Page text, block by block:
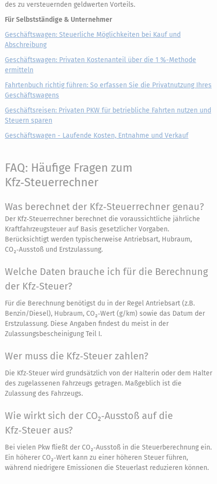
des zu versteuernden geldwerten Vorteils.
Für Selbstständige & Unternehmer
Geschäftswagen: Steuerliche Möglichkeiten bei Kauf und
Abschreibung
Geschäftswagen: Privaten Kostenanteil über die 1 %-Methode
ermitteln
Fahrtenbuch richtig führen: So erfassen Sie die Privatnutzung Ihres
Geschäftswagens
Geschäftsreisen: Privaten PKW für betriebliche Fahrten nutzen und
Steuern sparen
Geschäftswagen - Laufende Kosten, Entnahme und Verkauf
FAQ: Häufige Fragen zum
Kfz‑Steuerrechner
Was berechnet der Kfz‑Steuerrechner genau?
Der Kfz‑Steuerrechner berechnet die voraussichtliche jährliche
Kraftfahrzeugsteuer auf Basis gesetzlicher Vorgaben.
Berücksichtigt werden typischerweise Antriebsart, Hubraum,
CO₂‑Ausstoß und Erstzulassung.
Welche Daten brauche ich für die Berechnung
der Kfz‑Steuer?
Für die Berechnung benötigst du in der Regel Antriebsart (z.B.
Benzin/Diesel), Hubraum, CO₂‑Wert (g/km) sowie das Datum der
Erstzulassung. Diese Angaben findest du meist in der
Zulassungsbescheinigung Teil I.
Wer muss die Kfz‑Steuer zahlen?
Die Kfz‑Steuer wird grundsätzlich von der Halterin oder dem Halter
des zugelassenen Fahrzeugs getragen. Maßgeblich ist die
Zulassung des Fahrzeugs.
Wie wirkt sich der CO₂‑Ausstoß auf die
Kfz‑Steuer aus?
Bei vielen Pkw fließt der CO₂‑Ausstoß in die Steuerberechnung ein.
Ein höherer CO₂‑Wert kann zu einer höheren Steuer führen,
während niedrigere Emissionen die Steuerlast reduzieren können.